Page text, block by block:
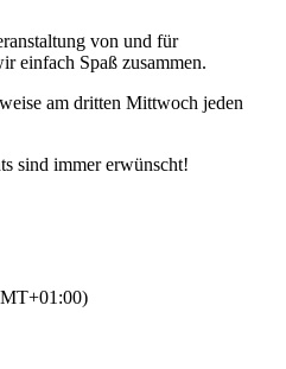
von und für
einfach Spaß zusammen.
am dritten Mittwoch jeden
sind immer erwünscht!